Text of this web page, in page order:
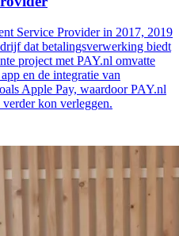
Service Provider in 2017, 2019
dat betalingsverwerking biedt
project met PAY.nl omvatte
en de integratie van
Apple Pay, waardoor PAY.nl
kon verleggen.